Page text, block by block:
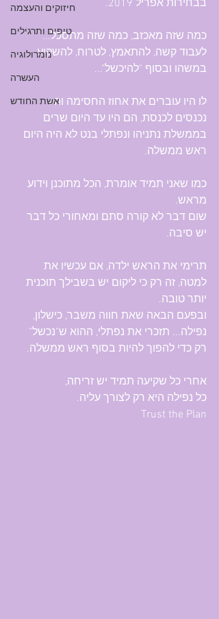
חיזוקים והעצמה
טיפים ותרגילים
נומרולוגיה
העשרה
אשת החודש
בבחירות אפריל 2019.
כמה שזה מאכזב, כמה שזה מתסכל...
לעבוד קשה, להתאמץ, לטרוח, להשקיע
במשהו ובסוף "להיכשל"...
לו היו עוברים את אחוז החסימה והיו
נכנסים לכנסת, הם היו עד היום שרים
בממשלת נתניהו ונפתלי בנט לא היה היום
ראש ממשלה.
כמו שאני תמיד אומרת, הכל מתוכנן וידוע
מראש.
שום דבר לא קורה סתם ומאחורי כל דבר
יש סיבה.
תרימי את הראש ילדה, אם עכשיו את
למטה, זה רק כי ליקום יש בשבילך תוכנית
יותר טובה.
ובפעם הבאה שאת חווה משבר, כישלון,
נפילה... תזכרי את נפתלי, ההוא ש"נכשל"
רק כדי להפוך להיות בסוף ראש ממשלה.
אחרי כל שקיעה תמיד יש זריחה,
כל נפילה היא רק לצורך עליה.
Trust the Plan